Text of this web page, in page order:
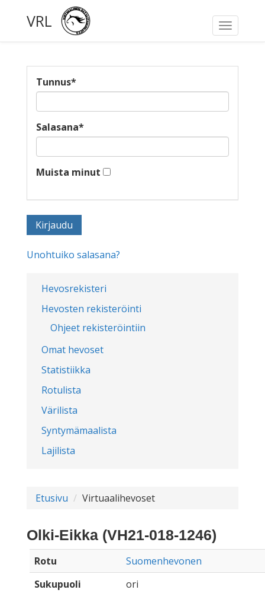
Toggle
VRL
Hevosrekisteri
Hevosten rekisteröinti
Ohjeet rekisteröintiin
Omat hevoset
Statistiikka
Rotulista
Värilista
Syntymämaalista
Lajilista
Tunnus*
Salasana*
Muista minut
Unohtuiko salasana?
Etusivu Virtuaalihevoset
Olki-Eikka (VH21-018-1246)
Rotu
Suomenhevonen
Sukupuoli
ori